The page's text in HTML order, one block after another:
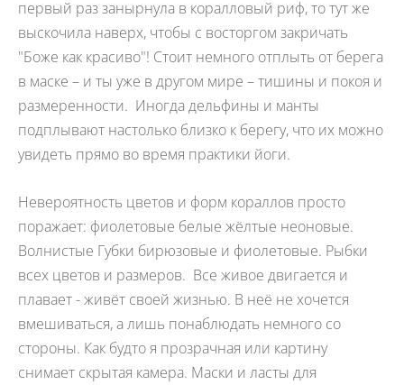
первый раз занырнула в коралловый риф, то тут же
выскочила наверх, чтобы с восторгом закричать
"Боже как красиво"! Стоит немного отплыть от берега
в маске – и ты уже в другом мире – тишины и покоя и
размеренности. Иногда дельфины и манты
подплывают настолько близко к берегу, что их можно
увидеть прямо во время практики йоги.
Невероятность цветов и форм кораллов просто
поражает: фиолетовые белые жёлтые неоновые.
Волнистые Губки бирюзовые и фиолетовые. Рыбки
всех цветов и размеров. Все живое двигается и
плавает - живёт своей жизнью. В неё не хочется
вмешиваться, а лишь понаблюдать немного со
стороны. Как будто я прозрачная или картину
снимает скрытая камера. Маски и ласты для